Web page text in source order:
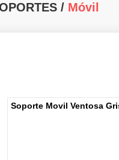
/ Móvil
Soporte Movil Ventosa